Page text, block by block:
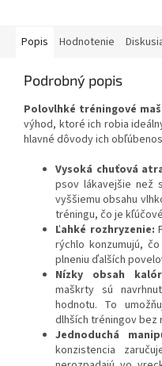
Popis Hodnotenie
Podrobný popis
Polovlhké tréningové
výhod, ktoré ich robia
hlavné dôvody ich
Vysoká chuťová
psov lákavejšie než
vyššiemu obsahu
tréningu, čo je
Ľahké rozhryzenie:
rýchlo konzumujú,
plneniu ďalších
Nízky obsah
maškrty sú
hodnotu. To
dlhších tréningov bez
Jednoduchá
konzistencia